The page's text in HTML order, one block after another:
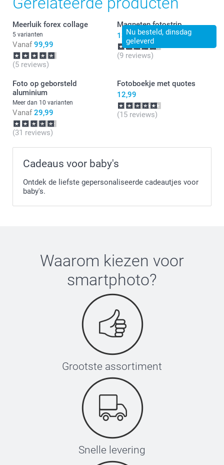
Smartphoto.
13:15
Dat komt zeker goed !!
Meerluik forex collage
5 varianten
Vanaf 99,99
(5 reviews)
Nu besteld, dinsdag
geleverd
Magneten fotostrip
13,99
(9 reviews)
Foto op geborsteld
aluminium
Meer dan 10 varianten
Vanaf 29,99
(31 reviews)
Fotoboekje met quotes
12,99
(15 reviews)
Cadeaus voor baby's
Ontdek de liefste gepersonaliseerde cadeautjes voor
baby's.
Waarom kiezen voor
smartphoto?
Grootste assortiment
Snelle levering